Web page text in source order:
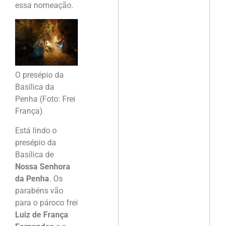
essa nomeação.
O presépio da
Basílica da
Penha (Foto: Frei
França)
Está lindo o
presépio da
Basílica de
Nossa Senhora
da Penha. Os
parabéns vão
para o pároco frei
Luiz de França